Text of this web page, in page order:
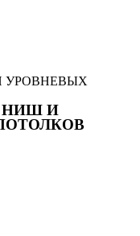
УРОВНЕВЫХ
НИШ И